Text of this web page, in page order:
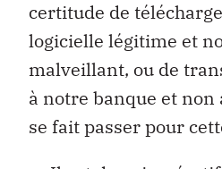
certitude de
logicielle légitime et
malveillant, ou de
à notre banque et
se fait passer pour